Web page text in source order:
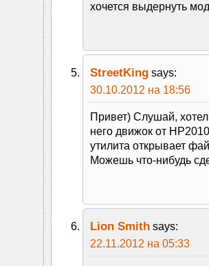
хочется выдернуть
StreetKing says:
30.10.2012 на 18:56
Привет) Слушай,
него движок от
утилита открывает
Можешь что-нибудь
Lion Smith says:
22.11.2012 на 05:33